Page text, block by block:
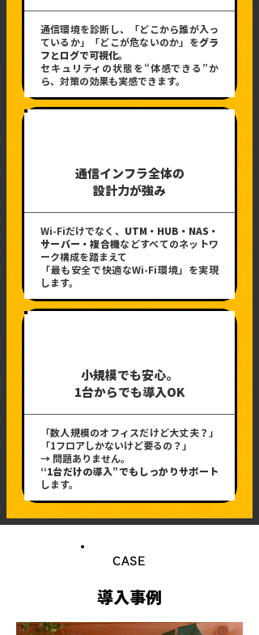
通信環境を診断し、「どこから誰が入っ
ているか」「どこが危ないのか」をグラ
フとログで可視化。
セキュリティの状態を“体感できる”か
ら、対策の効果も実感できます。
通信インフラ全体の
設計力が強み
Wi-Fiだけでなく、 UTM・HUB・NAS・
サーバー・複合機などすべてのネットワ
ーク構成を踏まえて
「最も安全で快適なWi-Fi環境」を実現
します。
小規模でも安心。
1台からでも導入OK
「数人規模のオフィスだけど大丈夫？」
「1フロアしかないけど要るの？」
→ 問題ありません。
“1台だけの導入”でもしっかりサポート
します。
CASE
導入事例